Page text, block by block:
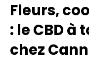
Fleurs,
: le CBD à
chez